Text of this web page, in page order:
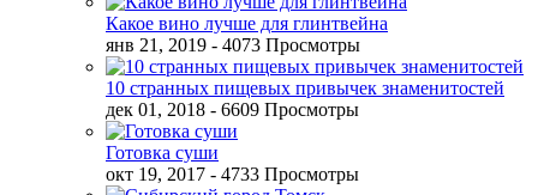
Какое вино лучше для глинтвейна
янв 21, 2019 - 4073 Просмотры
10 странных пищевых привычек знаменитостей
дек 01, 2018 - 6609 Просмотры
Готовка суши
окт 19, 2017 - 4733 Просмотры